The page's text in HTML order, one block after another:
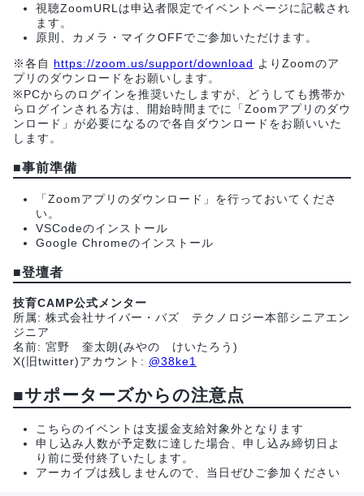
視聴ZoomURLは申込者限定でイベントページに記載され
ます。
原則、カメラ・マイクOFFでご参加いただけます。
※各自 https://zoom.us/support/download よりZoomのア
プリのダウンロードをお願いします。
※PCからのログインを推奨いたしますが、どうしても携帯か
らログインされる方は、開始時間までに「Zoomアプリのダウ
ンロード」が必要になるので各自ダウンロードをお願いいた
します。
■事前準備
「Zoomアプリのダウンロード」を行っておいてくださ
い。
VSCodeのインストール
Google Chromeのインストール
■登壇者
技育CAMP公式メンター
所属: 株式会社サイバー・バズ テクノロジー本部シニアエン
ジニア
名前: 宮野 奎太朗(みやの けいたろう)
X(旧twitter)アカウント: @38ke1
■サポーターズからの注意点
こちらのイベントは支援金支給対象外となります
申し込み人数が予定数に達した場合、申し込み締切日よ
り前に受付終了いたします。
アーカイブは残しませんので、当日ぜひご参加ください